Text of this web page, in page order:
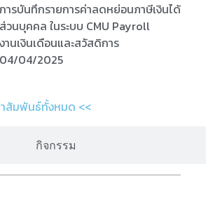
กิจกรรม
การบันทึกรายการค่าลดหย่อนภาษีเงินได้
ส่วนบุคคล ในระบบ CMU Payroll
งานเงินเดือนและสวัสดิการ
04/04/2025
าสัมพันธ์ทั้งหมด <<